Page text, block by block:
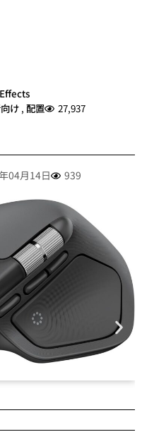
け , 配置 27,937
04月14日 939